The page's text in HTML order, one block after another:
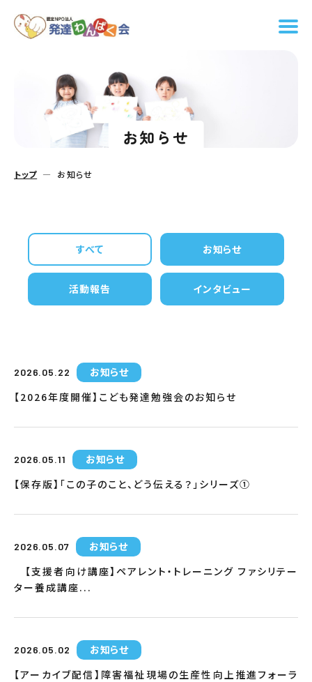
お知らせ
トップ お知らせ
すべて お知らせ
活動報告 インタビュー
2026.05.22
お知らせ
【2026年度開催】こども発達勉強会のお知らせ
2026.05.11
お知らせ
【保存版】「この子のこと、どう伝える？」シリーズ①
2026.05.07
お知らせ
【支援者向け講座】ペアレント・トレーニング ファシリテー
ター養成講座...
2026.05.02
お知らせ
【アーカイブ配信】障害福祉現場の生産性向上推進フォーラ